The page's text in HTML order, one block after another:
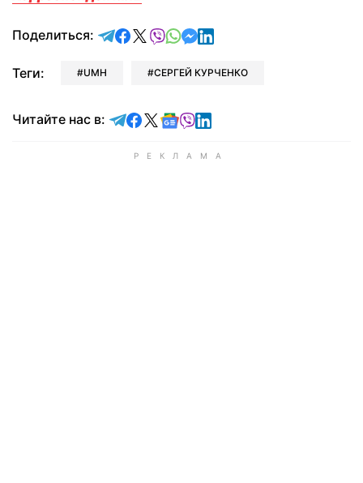
Поделиться: отправить в Telegram
поделиться в Facebook
поделиться в X
отправить в Viber
отправить в Whatsapp
отправить в Messenger
отправить в LinkedIn
Теги: UMH СЕРГЕЙ КУРЧЕНКО
Читайте нас в: Читайте в Telegram
Читайте в Facebook
Читайте в X
Читайте в Google news
Читайте в Viber
Читайте в LinkedIn